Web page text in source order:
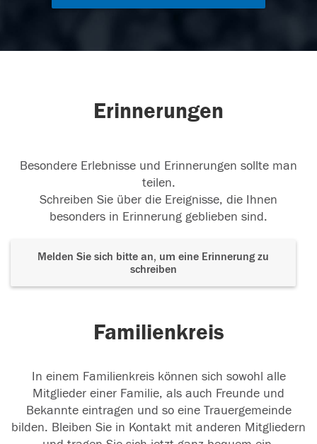
Erinnerungen
Besondere Erlebnisse und Erinnerungen sollte man
teilen.
Schreiben Sie über die Ereignisse, die Ihnen
besonders in Erinnerung geblieben sind.
Melden Sie sich bitte an, um eine Erinnerung zu
schreiben
Familienkreis
In einem Familienkreis können sich sowohl alle
Mitglieder einer Familie, als auch Freunde und
Bekannte eintragen und so eine Trauergemeinde
bilden. Bleiben Sie in Kontakt mit anderen Mitgliedern